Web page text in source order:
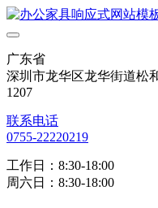
广东省
深圳市龙华区龙华街道松
1207
联系电话
0755-22220219
工作日：8:30-18:00
周六日：8:30-18:00